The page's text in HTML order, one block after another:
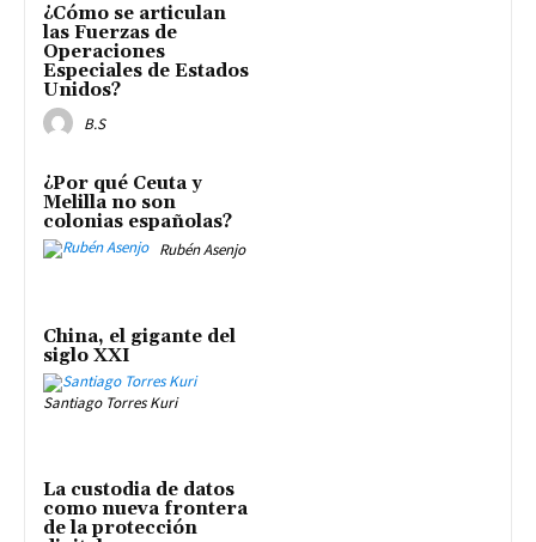
¿Cómo se articulan
las Fuerzas de
Operaciones
Especiales de Estados
Unidos?
B.S
¿Por qué Ceuta y
Melilla no son
colonias españolas?
Rubén Asenjo
China, el gigante del
siglo XXI
Santiago Torres Kuri
La custodia de datos
como nueva frontera
de la protección